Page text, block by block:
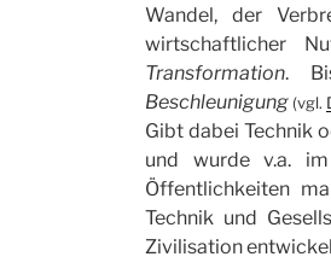
Wandel, der
wirtschaftlicher
Transformation.
Beschleunigung (vgl.
Gibt dabei Technik
und wurde v.a.
Öffentlichkeiten
Technik und
Zivilisation